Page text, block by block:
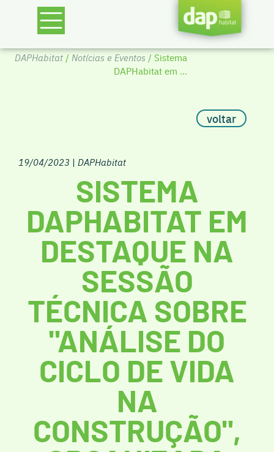
DAPHabitat/ Notícias e Eventos / Sistema
DAPHabitat em ...
voltar
19/04/2023 | DAPHabitat
SISTEMA
DAPHABITAT EM
DESTAQUE NA
SESSÃO
TÉCNICA SOBRE
"ANÁLISE DO
CICLO DE VIDA
NA
CONSTRUÇÃO",